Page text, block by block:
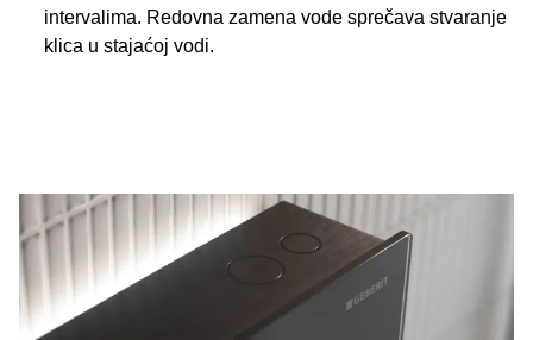
intervalima. Redovna zamena vode sprečava stvaranje
klica u stajaćoj vodi.